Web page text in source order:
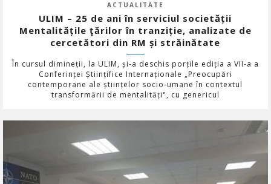
ACTUALITATE
ULIM – 25 de ani în serviciul societății
Mentalitățile ţărilor în tranziție, analizate de
cercetători din RM și străinătate
În cursul dimineții, la ULIM, și-a deschis porțile ediția a VII-a a
Conferinței Științifice Internaționale „Preocupări
contemporane ale științelor socio-umane în contextul
transformării de mentalități", cu genericul